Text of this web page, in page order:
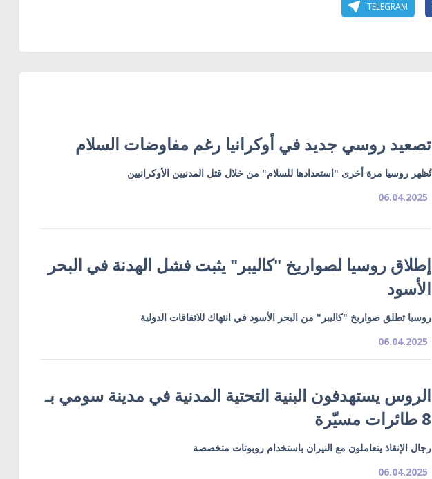
TELEGRAM
تصعيد روسي جديد في أوكرانيا رغم مفاوضات السلام
تُظهر روسيا مرة أخرى "استعدادها للسلام" من خلال قتل المدنيين الأوكرانيين
06.04.2025
إطلاق روسيا لصواريخ "كاليبر" يثبت فشل الهدنة في البحر
الأسود
روسيا تطلق صواريخ "كاليبر" من البحر الأسود في انتهاك للاتفاقات الدولية
06.04.2025
الروس يستهدفون البنية التحتية المدنية في مدينة سومي بـ
8 طائرات مسيّرة
رجال الإنقاذ يتعاملون مع النيران باستخدام روبوتات متخصصة
06.04.2025